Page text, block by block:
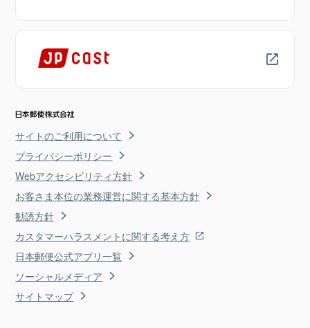
サイトのご利用について
プライバシーポリシー
Webアクセシビリティ方針
お客さま本位の業務運営に関する基本方針
勧誘方針
カスタマーハラスメントに関する考え方
日本郵便公式アプリ一覧
ソーシャルメディア
サイトマップ